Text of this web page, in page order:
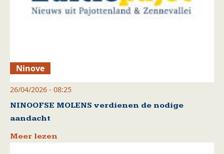
Ninove
26/04/2026 - 08:25
NINOOFSE MOLENS verdienen de nodige
aandacht
Meer lezen